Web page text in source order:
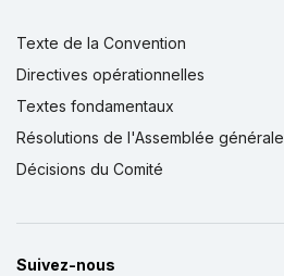
Texte de la Convention
Directives opérationnelles
Textes fondamentaux
Résolutions de l'Assemblée générale
Décisions du Comité
Suivez-nous